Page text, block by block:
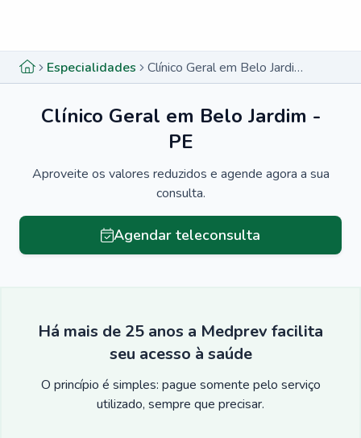
Especialidades Clínico Geral em Belo Jardim - PE
Clínico Geral em Belo Jardim -
PE
Aproveite os valores reduzidos e agende agora a sua
consulta.
Agendar teleconsulta
Há mais de 25 anos a Medprev facilita
seu acesso à saúde
O princípio é simples: pague somente pelo serviço
utilizado, sempre que precisar.